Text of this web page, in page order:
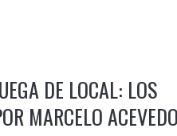
DE LOCAL: LOS
MARCELO ACEVEDO